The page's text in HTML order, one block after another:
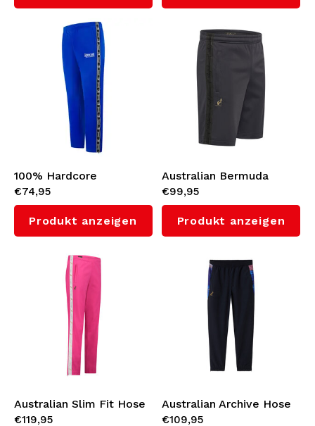
100% Hardcore
Trainingshose 'Essential'
(Cobalt Blue)
€74,95
Produkt anzeigen
Australian Bermuda
Shorts mit Shadow
Seitenstreifen 3.0
(Black)
€99,95
Produkt anzeigen
Australian Slim Fit Hose
mit Weißes
€119,95
Australian Archive Hose
'Klee'
€109,95